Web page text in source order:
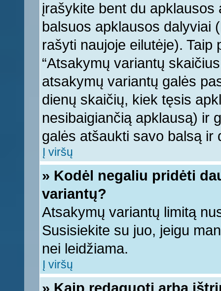
įrašykite bent du
balsuos apklausos dalyviai
rašyti naujoje eilutėje).
“Atsakymų variantų
atsakymų variantų galės
dienų skaičių, kiek tęsis
nesibaigiančią apklausą) ir
galės atšaukti savo balsą ir
Į viršų
» Kodėl negaliu pridėti
variantų?
Atsakymų variantų limitą
Susisiekite su juo, jeigu
nei leidžiama.
Į viršų